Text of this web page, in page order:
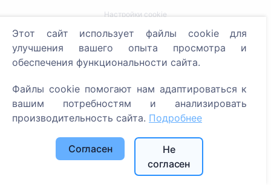
Настройки cookie
Поиск
Поиск усопших
Услуги
Контакты
SIA "CEMETY", LV40103618951
Этот сайт использует файлы cookie для
улучшения вашего опыта просмотра и
обеспечения функциональности сайта.
Файлы cookie помогают нам адаптироваться к
вашим потребностям и анализировать
производительность сайта. Подробнее
Согласен
Не
согласен